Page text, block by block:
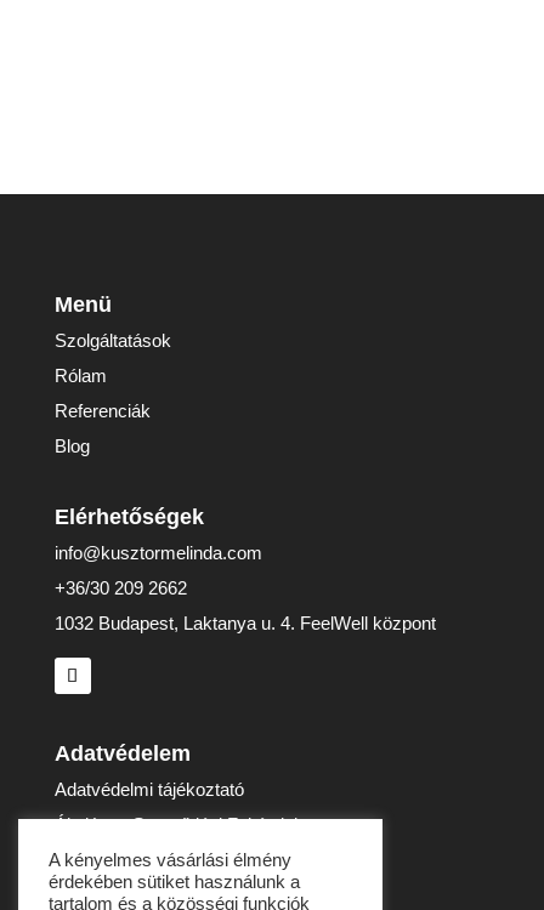
Menü
Szolgáltatások
Rólam
Referenciák
Blog
Elérhetőségek
info@kusztormelinda.com
+36/30 209 2662
1032 Budapest, Laktanya u. 4. FeelWell központ
Adatvédelem
Adatvédelmi tájékoztató
Általános Szerződési Feltételek
Impresszum
Elállási nyilatkozat
A kényelmes vásárlási élmény
érdekében sütiket használunk a
tartalom és a közösségi funkciók